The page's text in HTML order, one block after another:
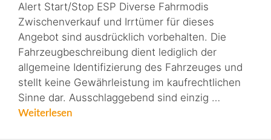
Alert Start/Stop ESP Diverse Fahrmodis
Zwischenverkauf und Irrtümer für dieses
Angebot sind ausdrücklich vorbehalten. Die
Fahrzeugbeschreibung dient lediglich der
allgemeine Identifizierung des Fahrzeuges und
stellt keine Gewährleistung im kaufrechtlichen
Sinne dar. Ausschlaggebend sind einzig …
Weiterlesen